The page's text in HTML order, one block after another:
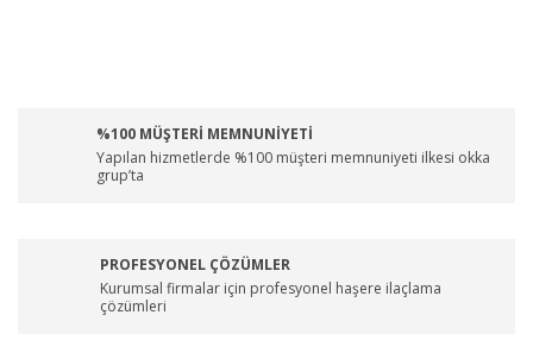
%100 MÜŞTERİ MEMNUNİYETİ
Yapılan hizmetlerde %100 müşteri memnuniyeti ilkesi okka
grup’ta
PROFESYONEL ÇÖZÜMLER
Kurumsal firmalar için profesyonel haşere ilaçlama
çözümleri